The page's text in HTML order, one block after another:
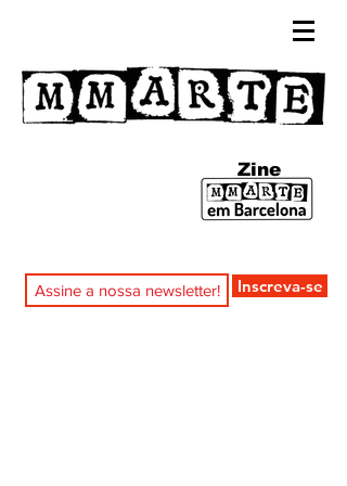
Zine
Inscreva-se